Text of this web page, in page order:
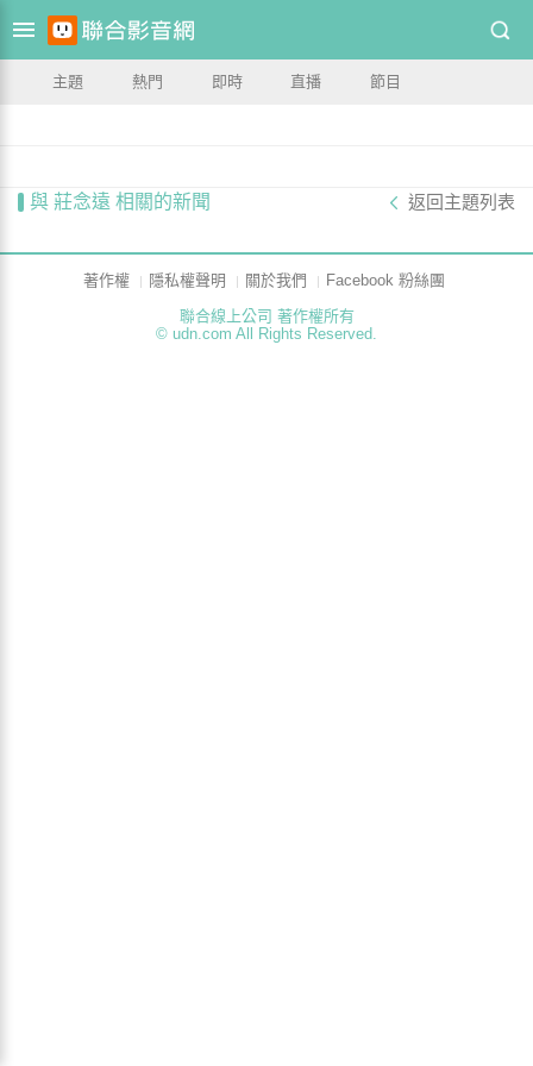
主題 熱門 即時 直播 節目
與 莊念遠 相關的新聞 返回主題列表
著作權 隱私權聲明 關於我們
Facebook 粉絲團
聯合線上公司 著作權所有
© udn.com All Rights Reserved.